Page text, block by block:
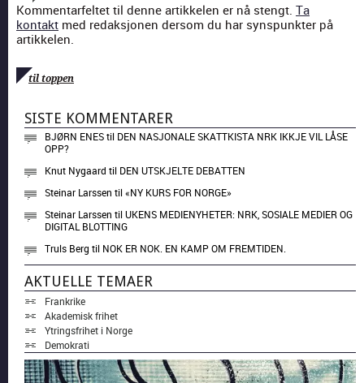
Kommentarfeltet til denne artikkelen er nå stengt. Ta
kontakt med redaksjonen dersom du har synspunkter på
artikkelen.
til toppen
SISTE KOMMENTARER
BJØRN ENEStil DEN NASJONALE SKATTKISTA NRK IKKJE VIL LÅSE
OPP?
Knut Nygaard til DEN UTSKJELTE DEBATTEN
Steinar Larssen til«NY KURS FOR NORGE»
Steinar Larssen tilUKENS MEDIENYHETER: NRK, SOSIALE MEDIER OG
DIGITAL BLOTTING
Truls Berg til NOK ER NOK. EN KAMP OM FREMTIDEN.
AKTUELLE TEMAER
Frankrike
Akademisk frihet
Ytringsfrihet i Norge
Demokrati